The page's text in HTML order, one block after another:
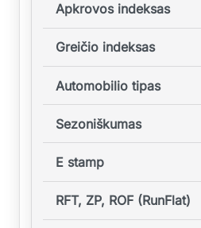
Apkrovos indeksas
Greičio indeksas
Automobilio tipas
Sezoniškumas
E stamp
RFT, ZP, ROF (RunFlat)